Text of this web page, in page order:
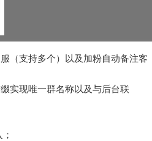
（支持多个）以及加粉自动备注客
实现唯一群名称以及与后台联